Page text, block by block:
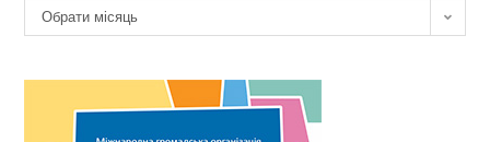
Архів
новин
Обрати місяць